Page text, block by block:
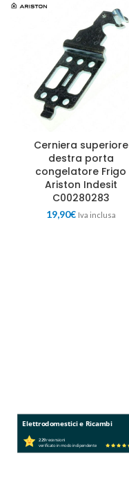
Cerniera superiore
destra porta
congelatore Frigo
Ariston Indesit
C00280283
19,90€ Iva inclusa
Elettrodomestici e Ricambi
229recensioni
verificato in modo indipendente